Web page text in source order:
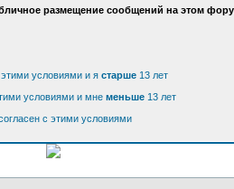
размещение сообщений на этом
условиями и я старше 13 лет
условиями и мне меньше 13 лет
с этими условиями